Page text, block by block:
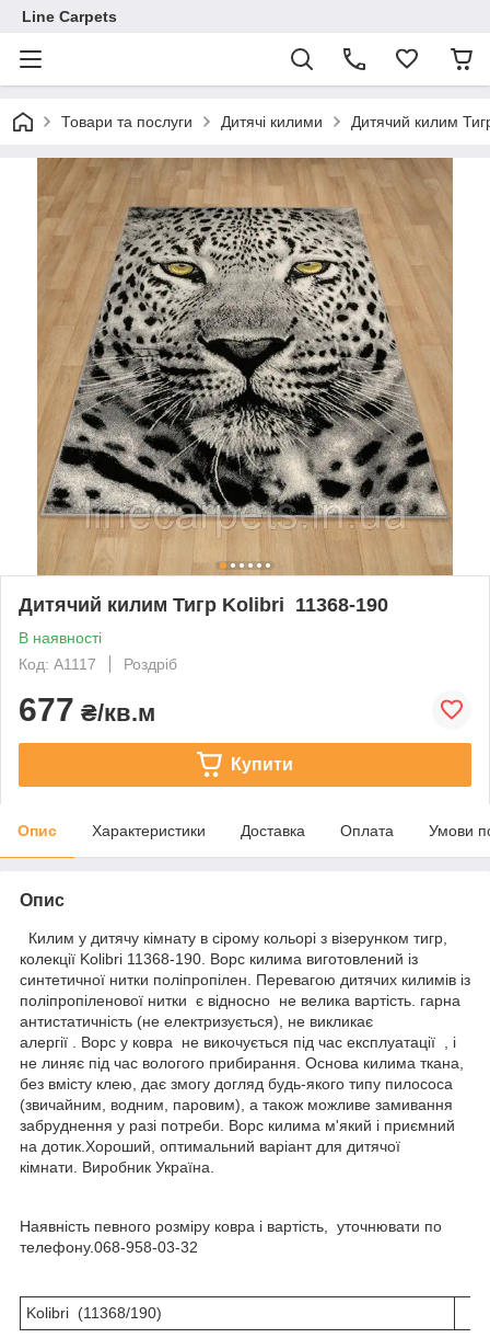
Line Carpets
Товари та послуги Дитячі килими Дитячий килим
Дитячий килим Тигр Kolibri 11368-190
В наявності
Код: А1117
Роздріб
677 ₴/кв.м
Купити
Опис Характеристики Доставка Оплата Умови
Опис
Килим у дитячу кімнату в сірому кольорі з візерунком тигр,
колекції Kolibri 11368-190. Ворс килима виготовлений із
синтетичної нитки поліпропілен. Перевагою дитячих килимів із
поліпропіленової нитки є відносно не велика вартість. гарна
антистатичність (не електризується), не викликає
алергії . Ворс у ковра не викочується під час експлуатації , і
не линяє під час вологого прибирання. Основа килима ткана,
без вмісту клею, дає змогу догляд будь-якого типу пилососа
(звичайним, водним, паровим), а також можливе замивання
забруднення у разі потреби. Ворс килима м'який і приємний
на дотик.Хороший, оптимальний варіант для дитячої
кімнати. Виробник Україна.
Наявність певного розміру ковра і вартість, уточнювати по
телефону.068-958-03-32
Kolibri (11368/190)